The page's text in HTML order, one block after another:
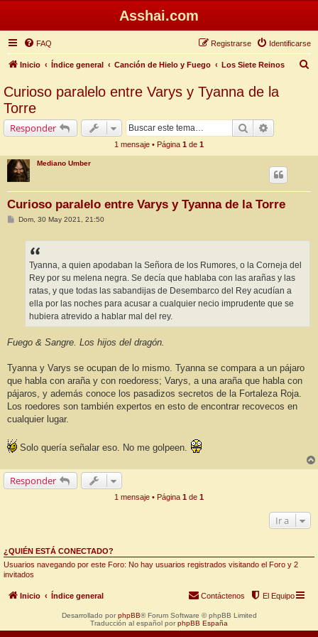
Asshai.com
FAQ Identificarse
Registrarse
Inicio Índice general Canción de Hielo y Fuego Los Siete Reinos
Curioso paralelo entre Varys y Tyanna de la
Torre
Responder Buscar
1 mensaje • Página 1 de 1
Mediano Umber
Curioso paralelo entre Varys y Tyanna de la Torre
MDom, 30 May 2021, 21:50
Tyanna, a quien apodaban la Señora de los Rumores, o la Corneja del
Rey por su melena negra. Se decía que hablaba con las arañas y las
ratas, y que todas las sabandijas de Desembarco del Rey acudían a
ella por las noches para acusar a cualquier necio imprudente que se
hubiera atrevido a hablar mal del rey.
Fuego & Sangre. Los hijos del dragón.
Tyanna y Varys se ocupan de lo mismo. Tyanna se compara a un pájaro
que habla con araña y con roedoress; Varys, a una araña que habla con
pájaros, y además conoce los pasadizos secretos de la Fortaleza Roja.
Los roedores son también expertos en esto de encontrar recovecos en
cualquier lugar.
Solo quería señalar eso. No me golpeen.
Responder
1 mensaje • Página 1 de 1
Ir a
¿QUIÉN ESTÁ CONECTADO?
Usuarios navegando por este Foro: No hay usuarios registrados visitando el Foro y 2
invitados
Inicio Índice general El Equipo
Contáctenos
Desarrollado por phpBB® Forum Software © phpBB Limited
Traducción al español por phpBB España